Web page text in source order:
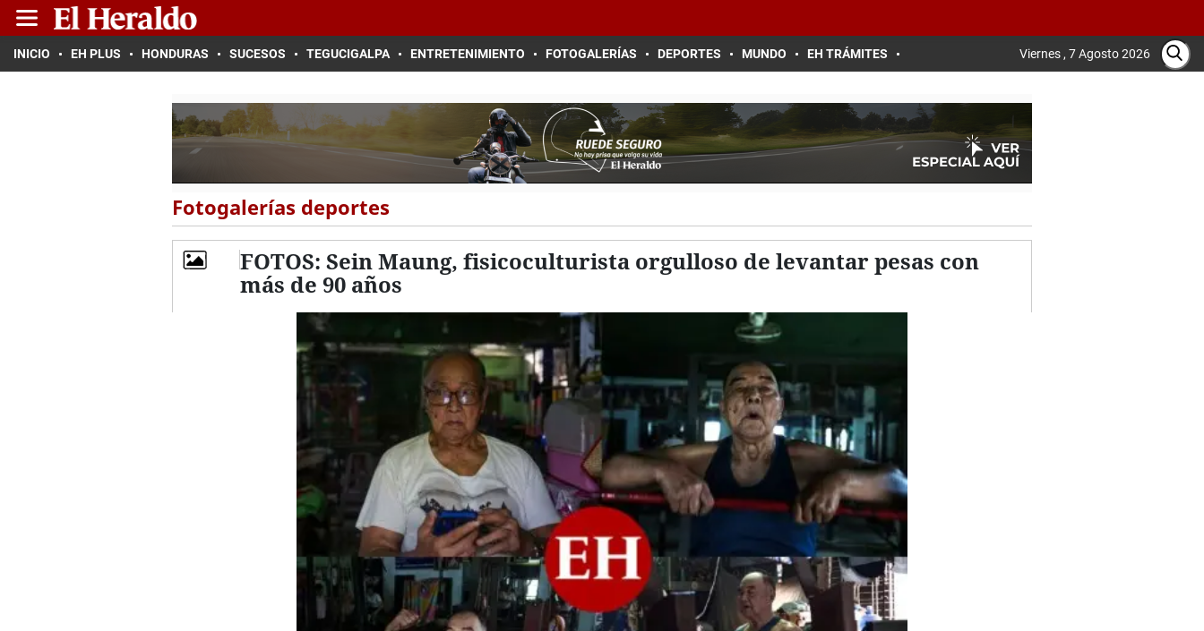
INICIO EH PLUS HONDURAS SUCESOS TEGUCIGALPA ENTRETENIMIENTO FOTOGALERÍAS DEPORTES MUNDO EH TRÁMITES Viernes , 7 Agosto 2026
Fotogalerías deportes
FOTOS: Sein Maung, fisicoculturista orgulloso de levantar pesas con
más de 90 años